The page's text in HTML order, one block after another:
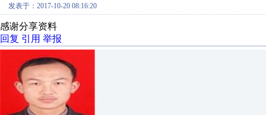
发表于：2017-10-20 08:16:20
感谢分享资料
回复 引用 举报